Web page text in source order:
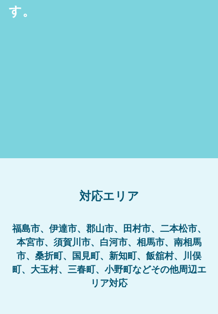
す。
対応エリア
福島市、伊達市、郡山市、田村市、二本松市、
本宮市、須賀川市、白河市、相馬市、南相馬
市、桑折町、国見町、新知町、飯舘村、川俣
町、大玉村、三春町、小野町などその他周辺エ
リア対応